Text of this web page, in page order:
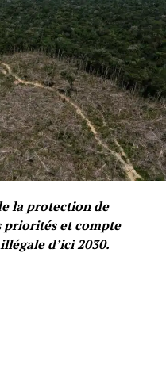
la protection de
priorités et compte
d’ici 2030.